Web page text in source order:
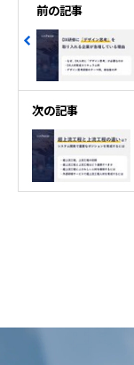
前の記事
次の記事